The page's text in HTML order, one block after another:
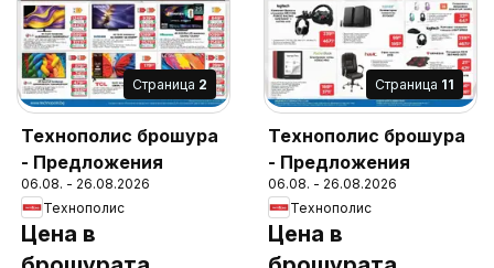
Cтраница 2
Технополис брошура
- Предложения
06.08. - 26.08.2026
Технополис
Цена в
Cтраница 11
Технополис брошура
- Предложения
06.08. - 26.08.2026
Технополис
Цена в